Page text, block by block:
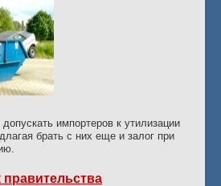
импортеров к утилизации
брать с них еще и залог при